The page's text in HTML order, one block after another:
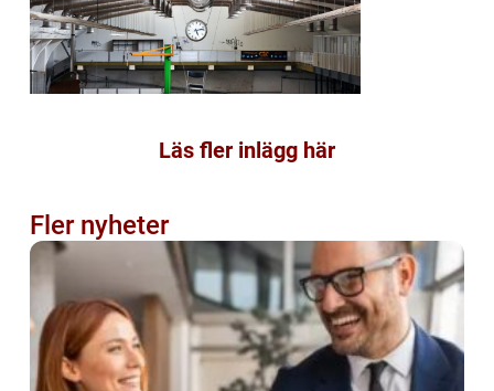
Läs fler inlägg här
Fler nyheter